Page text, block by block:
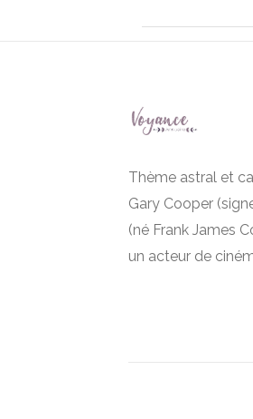
Thème astral et
Gary Cooper
(né Frank James
un acteur de